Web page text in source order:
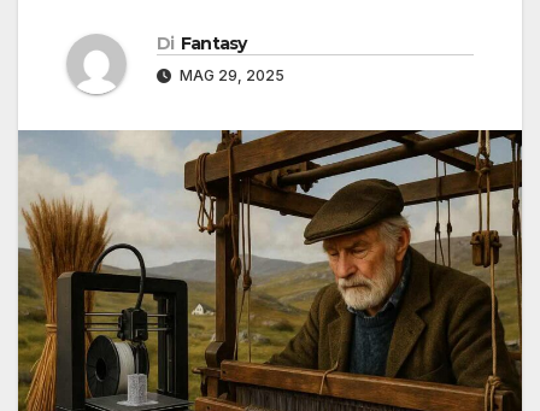
Di Fantasy
MAG 29, 2025